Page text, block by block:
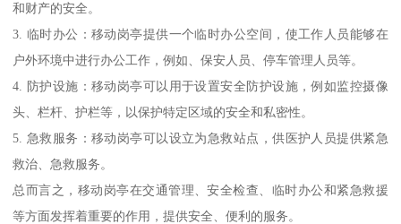
和财产的安全。
3. 临时办公：移动岗亭提供一个临时办公空间，使工作人员能够在
户外环境中进行办公工作，例如、保安人员、停车管理人员等。
4. 防护设施：移动岗亭可以用于设置安全防护设施，例如监控摄像
头、栏杆、护栏等，以保护特定区域的安全和私密性。
5. 急救服务：移动岗亭可以设立为急救站点，供医护人员提供紧急
救治、急救服务。
总而言之，移动岗亭在交通管理、安全检查、临时办公和紧急救援
等方面发挥着重要的作用，提供安全、便利的服务。